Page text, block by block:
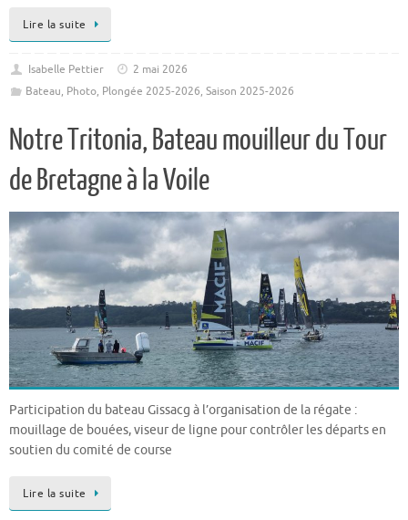
Lire la suite
Isabelle Pettier
2 mai 2026
Bateau, Photo, Plongée 2025-2026, Saison 2025-2026
Notre Tritonia, Bateau mouilleur du Tour
de Bretagne à la Voile
Participation du bateau Gissacg à l’organisation de la régate :
mouillage de bouées, viseur de ligne pour contrôler les départs en
soutien du comité de course
Lire la suite